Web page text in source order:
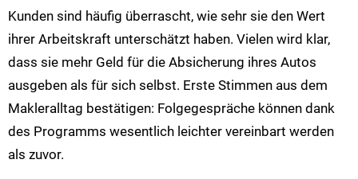
Kunden sind häufig überrascht, wie sehr sie den Wert
ihrer Arbeitskraft unterschätzt haben. Vielen wird klar,
dass sie mehr Geld für die Absicherung ihres Autos
ausgeben als für sich selbst. Erste Stimmen aus dem
Makleralltag bestätigen: Folgegespräche können dank
des Programms wesentlich leichter vereinbart werden
als zuvor.